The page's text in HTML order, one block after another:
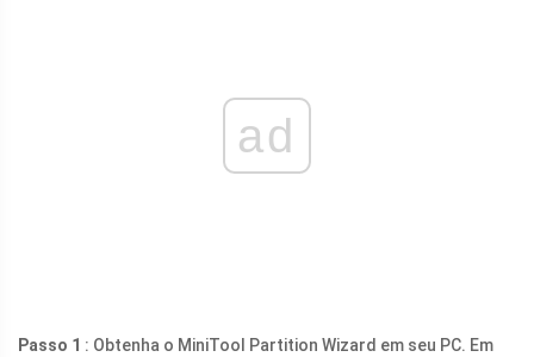
ad
Passo 1 : Obtenha o MiniTool Partition Wizard em seu PC. Em